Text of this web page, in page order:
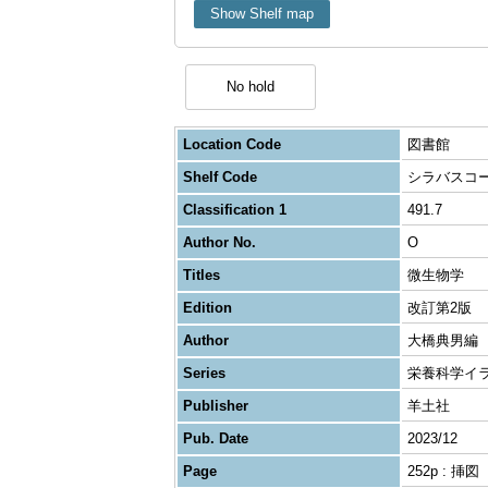
Show Shelf map
No hold
Location Code
図書館
Shelf Code
シラバスコ
Classification 1
491.7
Author No.
O
Titles
微生物学
Edition
改訂第2版
Author
大橋典男編
Series
栄養科学イ
Publisher
羊土社
Pub. Date
2023/12
Page
252p : 挿図